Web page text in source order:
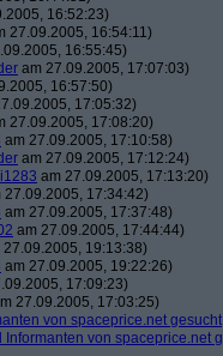
16:52:23)
27.09.2005, 16:54:11)
16:55:45)
am 27.09.2005, 17:07:03)
16:57:50)
17:05:32)
27.09.2005, 17:08:20)
am 27.09.2005, 17:10:58)
am 27.09.2005, 17:12:24)
am 27.09.2005, 17:13:20)
27.09.2005, 17:34:42)
am 27.09.2005, 17:37:48)
am 27.09.2005, 17:44:44)
27.09.2005, 19:13:38)
am 27.09.2005, 19:22:26)
17:09:23)
27.09.2005, 17:03:25)
von spaceprice.net gesucht
Informanten von spaceprice.net